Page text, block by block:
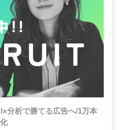
分析で勝てる広告へ/1万本